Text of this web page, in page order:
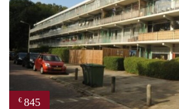
€ 845